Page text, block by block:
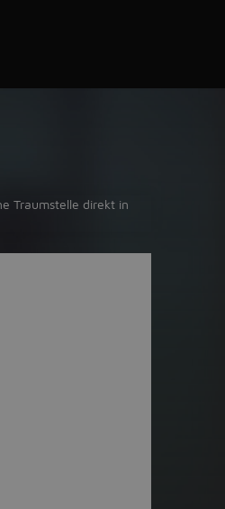
Traumstelle direkt in